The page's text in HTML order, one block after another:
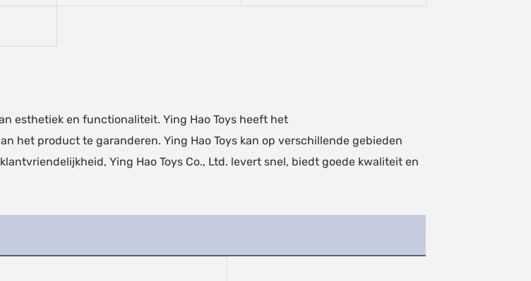
esthetiek en functionaliteit. Ying Hao Toys heeft het
het product te garanderen. Ying Hao Toys kan op verschillende gebieden
Ying Hao Toys Co., Ltd. levert snel, biedt goede kwaliteit en